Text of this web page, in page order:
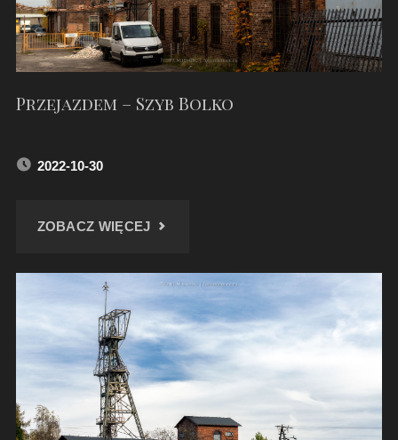
Przejazdem – Szyb Bolko
2022-10-30
ZOBACZ WIĘCEJ"PRZEJAZDEM
SZYB
BOLKO"